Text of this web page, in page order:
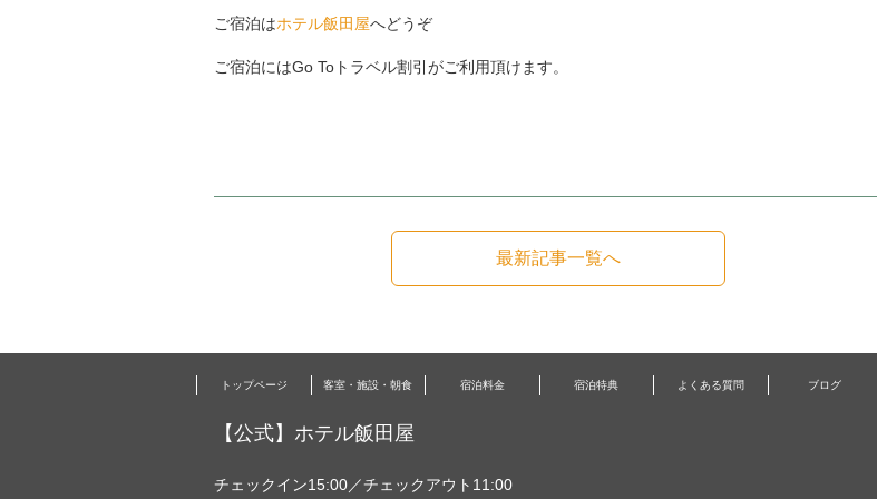
ご宿泊はホテル飯田屋へどうぞ
ご宿泊にはGo Toトラベル割引がご利用頂けます。
最新記事一覧へ
トップページ 客室・施設・朝食 宿泊料金 宿泊特典 よくある質問 ブログ
【公式】ホテル飯田屋
チェックイン15:00／チェックアウト11:00